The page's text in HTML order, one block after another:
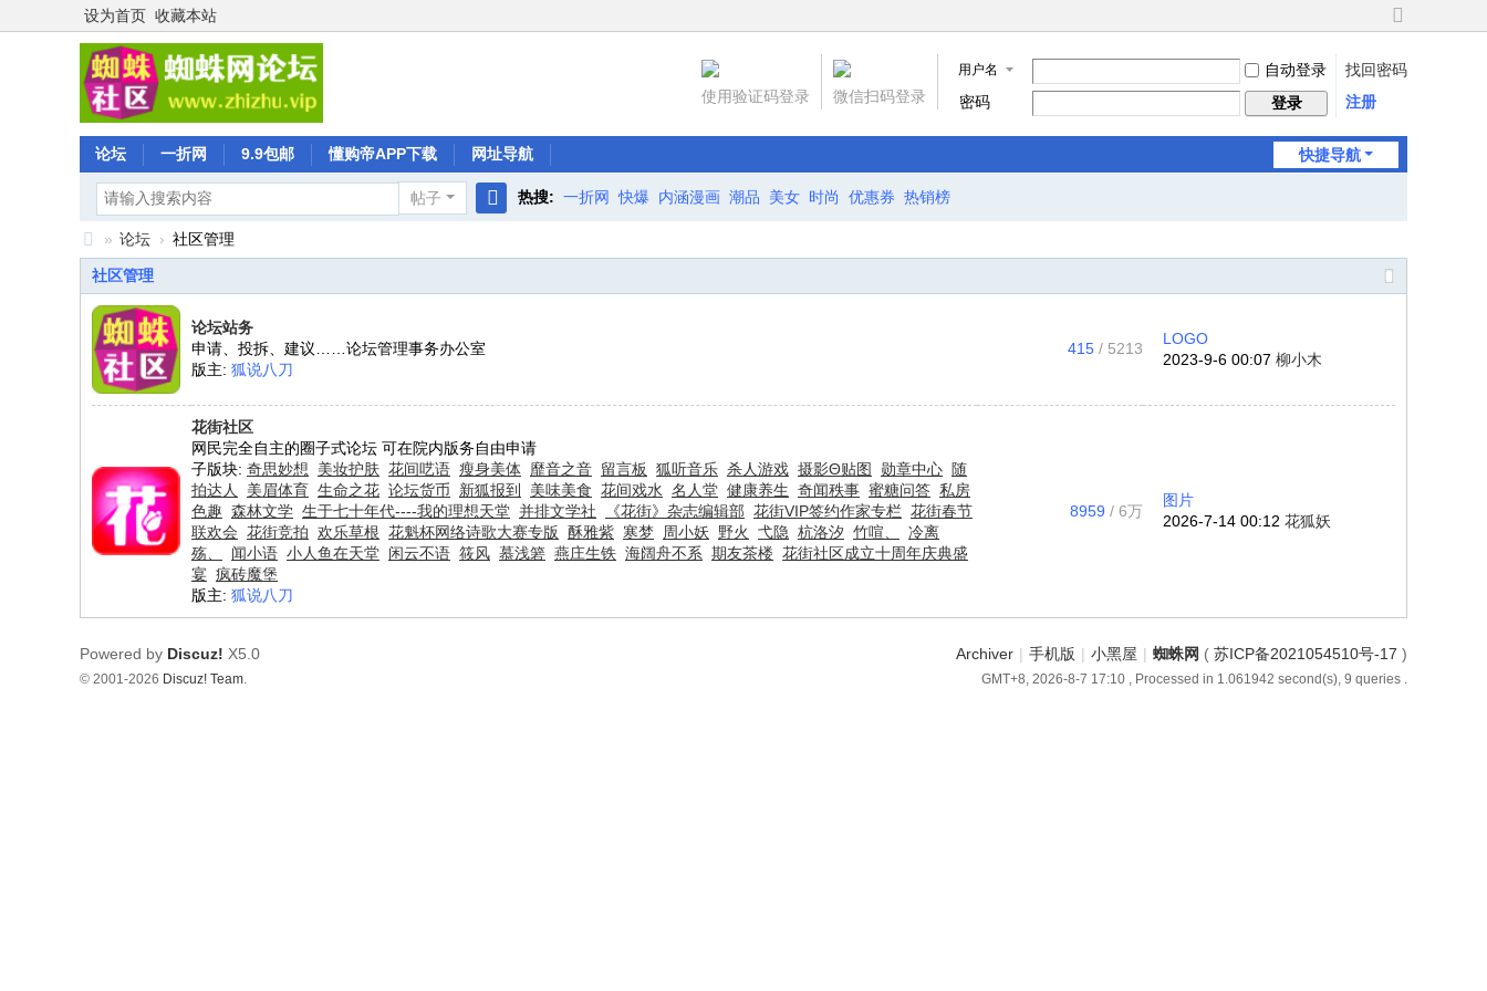
设为首页 收藏本站
切
到
用户名 自动登录
找回密码
密码
登录 注册
微信扫码登录
使用验证码登录
快捷导航
论坛 一折网 9.9包邮 懂购帝APP下载 网址导航
帖子
索
热搜: 一折网 快爆 内涵漫画 潮品 美女 时尚 优惠券 热销榜
蜘
蛛
社
区
» 论坛 › 社区管理
社区管理
论坛站务
申请、投拆、建议……论坛管理事务办公室
版主: 狐说八刀
415 / 5213
LOGO
2023-9-6 00:07 柳小木
花街社区
网民完全自主的圈子式论坛 可在院内版务自由申请
子版块: 奇思妙想 美妆护肤 花间呓语 瘦身美体 靡音之音 留言板 狐听音乐 杀人游戏 摄影Θ贴图 勋章中心 随
拍达人
美眉体育 生命之花 论坛货币 新狐报到 美味美食 花间戏水 名人堂 健康养生 奇闻秩事 蜜糖问答 私房
色趣 森林文学 生于七十年代----我的理想天堂 并排文学社 《花街》杂志编辑部 花街VIP签约作家专栏 花街春节
联欢会 花街竞拍 欢乐草根 花魁杯网络诗歌大赛专版 酥雅紫 寒梦 周小妖 野火 弋隐 杭洛汐 竹喧、
冷离
殇、
闻小语 小人鱼在天堂 闲云不语 筱风 慕浅箬 燕庄生铁 海阔舟不系 期友茶楼 花街社区成立十周年庆典盛
宴 疯砖魔堡
版主: 狐说八刀
8959 / 6万
图片
2026-7-14 00:12 花狐妖
Archiver | 手机版 | 小黑屋 | 蜘蛛网 ( 苏ICP备2021054510号-17 )
GMT+8, 2026-8-7 17:10 , Processed in 1.061942 second(s), 9 queries .
Powered by Discuz! X5.0
© 2001-2026 Discuz! Team